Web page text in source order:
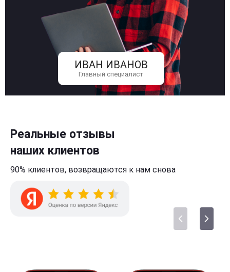
ИВАН ИВАНОВ
Главный специалист
Реальные отзывы
наших клиентов
90% клиентов, возвращаются к нам снова